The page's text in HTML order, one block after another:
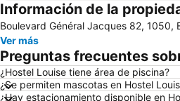
Deurne
Museo del cine
Forest National
Bruselas en Barco
Aeropuerto de Charleroi Bruselas Sur
Información de la
Boulevard Général Jacques 82, 1050,
Ver más
Preguntas frecuentes
¿Hostel Louise tiene área de piscina?
¿Se permiten mascotas en Hostel
¿Hay estacionamiento disponible en